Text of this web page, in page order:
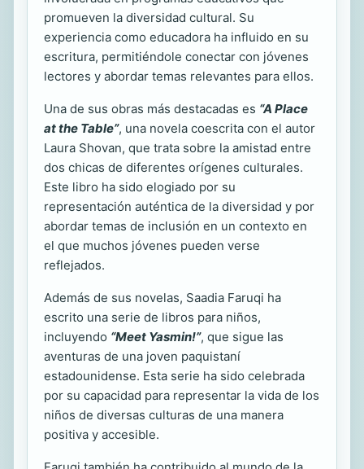
promueven la diversidad cultural. Su
experiencia como educadora ha influido en su
escritura, permitiéndole conectar con jóvenes
lectores y abordar temas relevantes para ellos.
Una de sus obras más destacadas es “A Place
at the Table”, una novela coescrita con el autor
Laura Shovan, que trata sobre la amistad entre
dos chicas de diferentes orígenes culturales.
Este libro ha sido elogiado por su
representación auténtica de la diversidad y por
abordar temas de inclusión en un contexto en
el que muchos jóvenes pueden verse
reflejados.
Además de sus novelas, Saadia Faruqi ha
escrito una serie de libros para niños,
incluyendo “Meet Yasmin!”, que sigue las
aventuras de una joven paquistaní
estadounidense. Esta serie ha sido celebrada
por su capacidad para representar la vida de los
niños de diversas culturas de una manera
positiva y accesible.